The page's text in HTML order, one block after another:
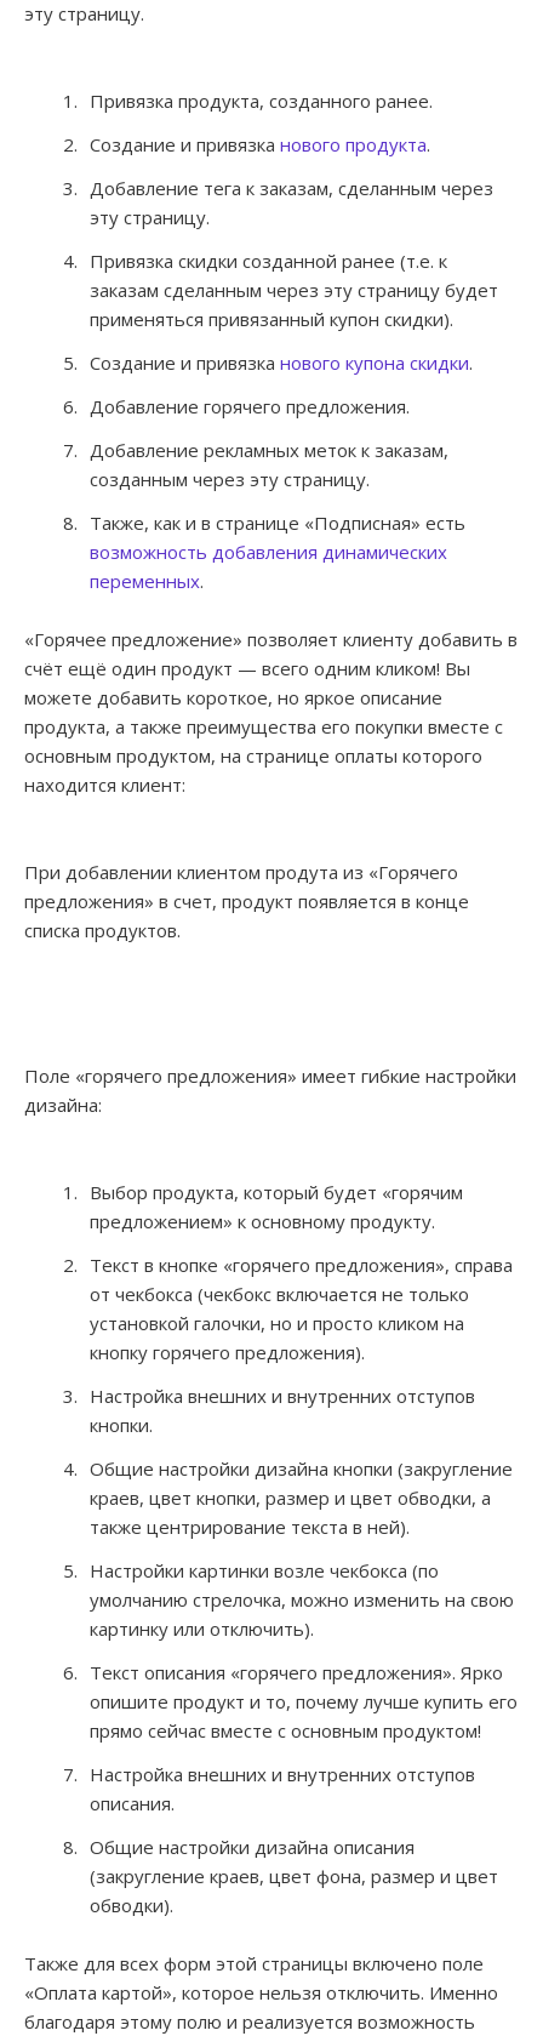
эту страницу.
Привязка продукта, созданного ранее.
Создание и привязка нового продукта.
Добавление тега к заказам, сделанным через
эту страницу.
Привязка скидки созданной ранее (т.е. к
заказам сделанным через эту страницу будет
применяться привязанный купон скидки).
Создание и привязка нового купона скидки.
Добавление горячего предложения.
Добавление рекламных меток к заказам,
созданным через эту страницу.
Также, как и в странице «Подписная» есть
возможность добавления динамических
переменных.
«Горячее предложение» позволяет клиенту добавить в
счёт ещё один продукт — всего одним кликом! Вы
можете добавить короткое, но яркое описание
продукта, а также преимущества его покупки вместе с
основным продуктом, на странице оплаты которого
находится клиент:
При добавлении клиентом продута из «Горячего
предложения» в счет, продукт появляется в конце
списка продуктов.
Поле «горячего предложения» имеет гибкие настройки
дизайна:
Выбор продукта, который будет «горячим
предложением» к основному продукту.
Текст в кнопке «горячего предложения», справа
от чекбокса (чекбокс включается не только
установкой галочки, но и просто кликом на
кнопку горячего предложения).
Настройка внешних и внутренних отступов
кнопки.
Общие настройки дизайна кнопки (закругление
краев, цвет кнопки, размер и цвет обводки, а
также центрирование текста в ней).
Настройки картинки возле чекбокса (по
умолчанию стрелочка, можно изменить на свою
картинку или отключить).
Текст описания «горячего предложения». Ярко
опишите продукт и то, почему лучше купить его
прямо сейчас вместе с основным продуктом!
Настройка внешних и внутренних отступов
описания.
Общие настройки дизайна описания
(закругление краев, цвет фона, размер и цвет
обводки).
Также для всех форм этой страницы включено поле
«Оплата картой», которое нельзя отключить. Именно
благодаря этому полю и реализуется возможность